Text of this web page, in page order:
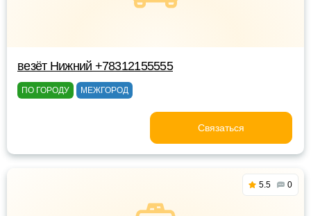
везёт Нижний +78312155555
ПО ГОРОДУ МЕЖГОРОД
Связаться
5.5 0